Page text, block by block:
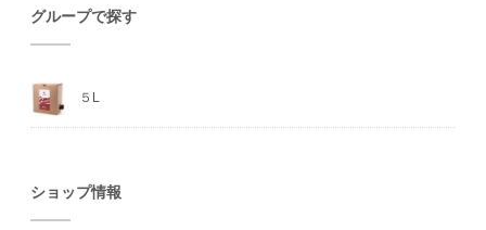
グループで探す
５L
ショップ情報